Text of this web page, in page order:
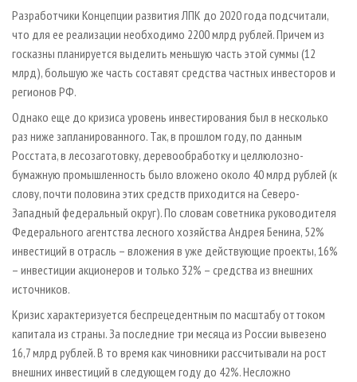
Разработчики Концепции развития ЛПК до 2020 года подсчитали,
что для ее реализации необходимо 2200 млрд рублей. Причем из
госказны планируется выделить меньшую часть этой суммы (12
млрд), большую же часть составят средства частных инвесторов и
регионов РФ.
Однако еще до кризиса уровень инвестирования был в несколько
раз ниже запланированного. Так, в прошлом году, по данным
Росстата, в лесозаготовку, деревообработку и целлюлозно-
бумажную промышленность было вложено около 40 млрд рублей (к
слову, почти половина этих средств приходится на Северо-
Западный федеральный округ). По словам советника руководителя
Федерального агентства лесного хозяйства Андрея Бенина, 52%
инвестиций в отрасль – вложения в уже действующие проекты, 16%
– инвестиции акционеров и только 32% – средства из внешних
источников.
Кризис характеризуется беспрецедентным по масштабу оттоком
капитала из страны. За последние три месяца из России вывезено
16,7 млрд рублей. В то время как чиновники рассчитывали на рост
внешних инвестиций в следующем году до 42%. Несложно